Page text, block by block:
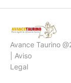
Avance Taurino
| Aviso
Legal